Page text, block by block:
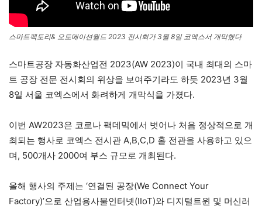
스마트팩토리& 오토메이션월드 2023 전시회가 3월 8일 코엑스서 개막했다
스마트공장 자동화산업전 2023(AW 2023)이 국내 최대의 스마
트 공장 전문 전시회의 위상을 보여주기라도 하듯 2023년 3월
8일 서울 코엑스에서 화려하게 개막식을 가졌다.
이번 AW2023은 코로나 팩데믹에서 벗어나 처음 정상적으로 개
최되는 행사로 코엑스 전시관 A,B,C,D 홀 전관을 사용하고 있으
며, 500개사 2000여 부스 규모로 개최된다.
올해 행사의 주제는 ‘연결된 공장(We Connect Your
Factory)’으로 산업용사물인터넷(IIoT)와 디지털트윈 및 머신러